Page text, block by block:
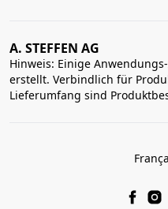
A. STEFFEN AG
Hinweis: Einige
erstellt. Verbindlich für
Lieferumfang sind